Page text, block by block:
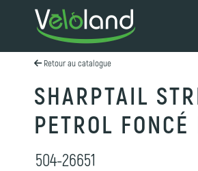
Retour au catalogue
SHARPTAIL
PETROL FONCÉ
504-26651